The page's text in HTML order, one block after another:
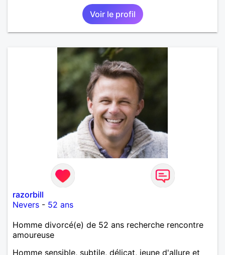
Voir le profil
razorbill
Nevers - 52 ans
Homme divorcé(e) de 52 ans recherche rencontre
amoureuse
Homme sensible, subtile, délicat, jeune d'allure et